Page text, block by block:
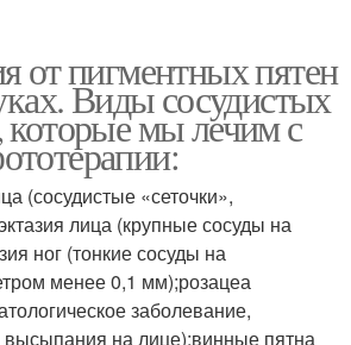
от пигментных пятен
Виды сосудистых
мы лечим с
(сосудистые «сеточки»,
лица (крупные сосуды на
ног (тонкие сосуды на
менее 0,1 мм);розацеа
заболевание,
на лице);винные пятна